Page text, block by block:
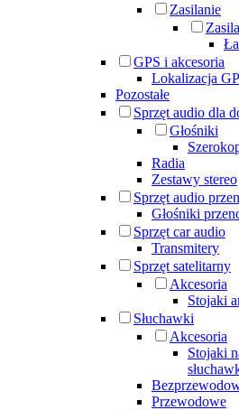
Zasilanie
GPS i akcesoria
Lokalizacja
Pozostałe
Sprzęt audio dla
Głośniki
Radia
Zestawy stereo
Sprzęt audio
Głośniki
Sprzęt car audio
Transmitery
Sprzęt satelitarny
Akcesoria
Stojaki
Słuchawki
Akcesoria
Stojaki
Przewodowe